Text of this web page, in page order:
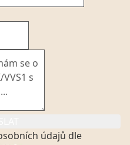
údajů dle